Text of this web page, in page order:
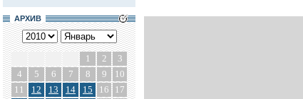
АРХИВ
1 2
3
4
5 6 7 8 9
10
11
12 13 14 15 16
17